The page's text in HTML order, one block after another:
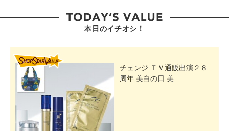
本日のイチオシ！
チェンジ ＴＶ通販出演２８
周年 美白の日 美...